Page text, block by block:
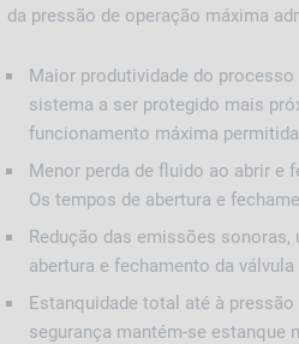
da pressão de operação máxima
Maior produtividade do
sistema a ser protegido mais
funcionamento máxima permitida
Menor perda de fluido ao abrir e
Os tempos de abertura e
Redução das emissões sonoras,
abertura e fechamento da
Estanquidade total até à pressão
segurança mantém-se estanque